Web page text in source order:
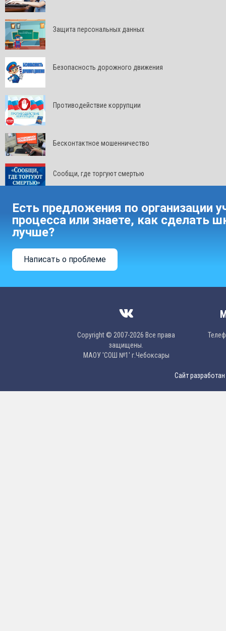
Защита персональных данных
Безопасность дорожного движения
Противодействие коррупции
Бесконтактное мошенничество
Сообщи, где торгуют смертью
Есть предложения по организации
процесса или знаете, как сделать
лучше?
Написать о проблеме
Copyright © 2007-2026 Все права
защищены.
МAОУ 'CОШ №1' г.Чебоксары
Сайт